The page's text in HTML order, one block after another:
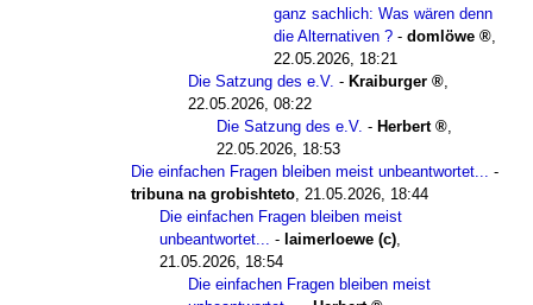
ganz sachlich: Was wären denn
die Alternativen ? - domlöwe
22.05.2026, 18:21
Die Satzung des e.V. - Kraiburger
22.05.2026, 08:22
Die Satzung des e.V. - Herbert
22.05.2026, 18:53
Die einfachen Fragen bleiben meist unbeantwortet...
-
tribuna na grobishteto 21.05.2026, 18:44
Die einfachen Fragen bleiben meist
unbeantwortet...
- laimerloewe (c)
21.05.2026, 18:54
Die einfachen Fragen bleiben meist